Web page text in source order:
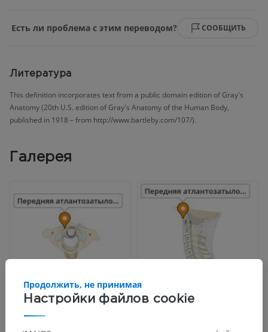
Есть ли проблема с этим переводом? СООБЩИТЬ
Литература
This definition incorporates text from a public domain edition of Gray's
Anatomy (20th U.S. edition of Gray's Anatomy of the Human Body,
published in 1918 – from http://www.bartleby.com/107/).
Галерея
Настройки файлов cookie
Продолжить, не принимая